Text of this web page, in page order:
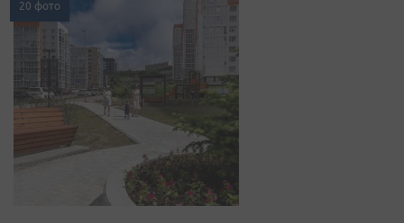
20 фото